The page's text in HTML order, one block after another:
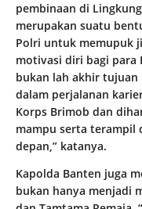
pembinaan di
merupakan suatu
Polri untuk memupuk
motivasi diri bagi para
bukan lah akhir tujuan
dalam perjalanan
Korps Brimob dan
mampu serta terampil
depan,” katanya.
Kapolda Banten juga
bukan hanya menjadi